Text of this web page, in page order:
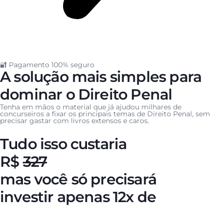
🔐 Pagamento 100% seguro
A solução mais simples para
dominar o Direito Penal
Tenha em mãos o material que já ajudou milhares de
concurseiros a fixar os principais temas de Direito Penal, sem
precisar gastar com livros extensos e caros.
Tudo isso custaria
R$327
mas você só precisará
investir apenas 12x de